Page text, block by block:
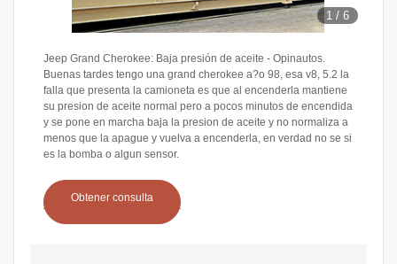
1 /6
Jeep Grand Cherokee: Baja presión de aceite - Opinautos.
Buenas tardes tengo una grand cherokee a?o 98, esa v8, 5.2 la
falla que presenta la camioneta es que al encenderla mantiene
su presion de aceite normal pero a pocos minutos de encendida
y se pone en marcha baja la presion de aceite y no normaliza a
menos que la apague y vuelva a encenderla, en verdad no se si
es la bomba o algun sensor.
Obtener consulta